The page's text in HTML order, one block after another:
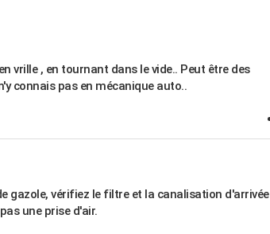
vrille , en tournant dans le vide.. Peut être des
connais pas en mécanique auto..
gazole, vérifiez le filtre et la canalisation d'arrivée
une prise d'air.